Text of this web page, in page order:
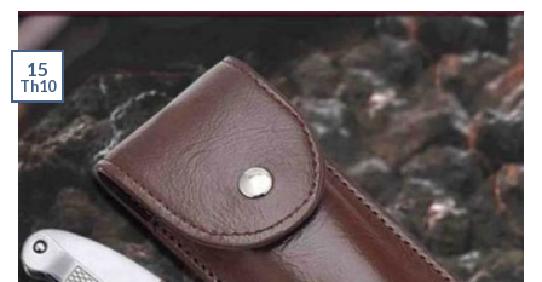
15
Th10